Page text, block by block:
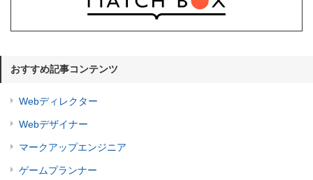
おすすめ記事コンテンツ
Webディレクター
Webデザイナー
マークアップエンジニア
ゲームプランナー